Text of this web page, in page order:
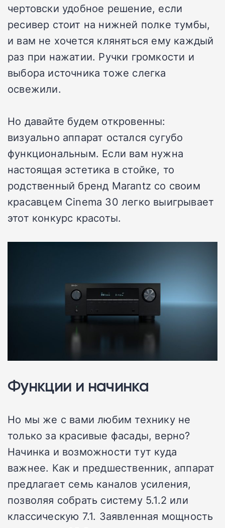
чертовски удобное решение, если
ресивер стоит на нижней полке тумбы,
и вам не хочется кляняться ему каждый
раз при нажатии. Ручки громкости и
выбора источника тоже слегка
освежили.
Но давайте будем откровенны:
визуально аппарат остался сугубо
функциональным. Если вам нужна
настоящая эстетика в стойке, то
родственный бренд Marantz со своим
красавцем Cinema 30 легко выигрывает
этот конкурс красоты.
Функции и начинка
Но мы же с вами любим технику не
только за красивые фасады, верно?
Начинка и возможности тут куда
важнее. Как и предшественник, аппарат
предлагает семь каналов усиления,
позволяя собрать систему 5.1.2 или
классическую 7.1. Заявленная мощность